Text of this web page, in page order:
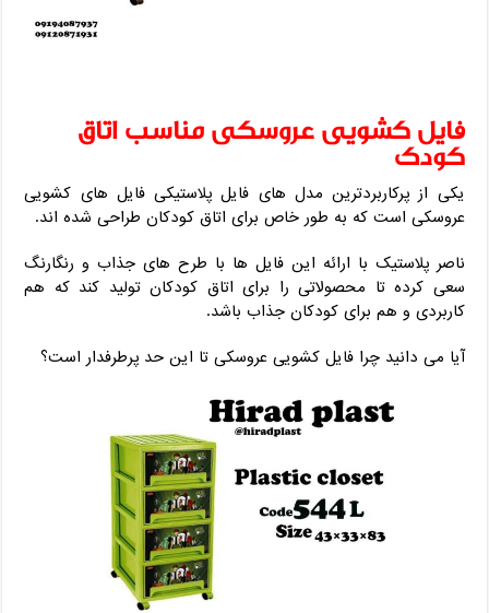
فایل کشویی عروسکی مناسب اتاق
کودک
یکی از پرکاربردترین مدل های فایل پلاستیکی فایل های کشویی
عروسکی است که به طور خاص برای اتاق کودکان طراحی شده اند.
ناصر پلاستیک با ارائه این فایل ها با طرح های جذاب و رنگارنگ
سعی کرده تا محصولاتی را برای اتاق کودکان تولید کند که هم
کاربردی و هم برای کودکان جذاب باشد.
آیا می دانید چرا فایل کشویی عروسکی تا این حد پرطرفدار است؟